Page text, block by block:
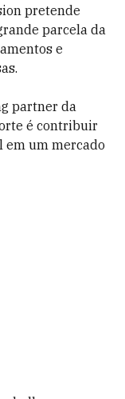
pretende
parcela da
e
partner da
é contribuir
em um mercado